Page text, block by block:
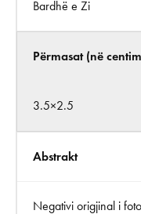
Bardhë e Zi
Përmasat (në
3.5×2.5
Abstrakt
Negativi origjinal i